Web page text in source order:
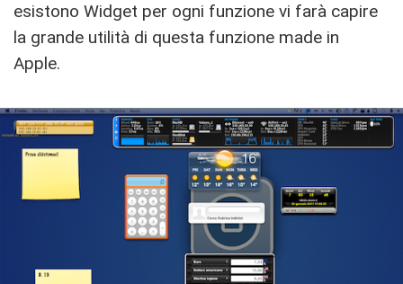
esistono Widget per ogni funzione vi farà capire
la grande utilità di questa funzione made in
Apple.